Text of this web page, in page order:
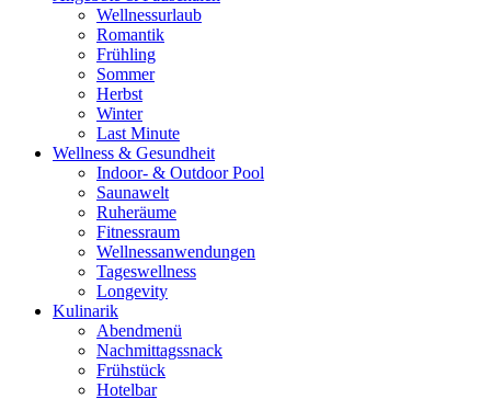
Wellnessurlaub
Romantik
Frühling
Sommer
Herbst
Winter
Last Minute
Wellness & Gesundheit
Indoor- & Outdoor Pool
Saunawelt
Ruheräume
Fitnessraum
Wellness­anwendungen
Tageswellness
Longevity
Kulinarik
Abendmenü
Nachmittagssnack
Frühstück
Hotelbar